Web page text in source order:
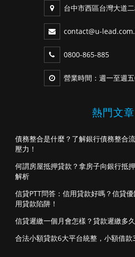
台中市西區台灣大道
contact@u-
0800-865-885
營業時間：週一至週
熱門文章
債務整合是什麼？了解銀行債務整合
壓力！
何謂房屋抵押貸款？拿房子向銀行抵
解析
信貸PTT問答：信用貸款好嗎？信貸
用貸款陷阱！
信貸遲繳一個月會怎樣？貸款遲繳多
合法小額貸款6大平台統整，小額借款